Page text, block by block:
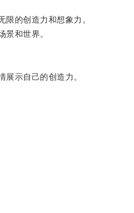
的创造力和想象力。
和世界。
示自己的创造力。